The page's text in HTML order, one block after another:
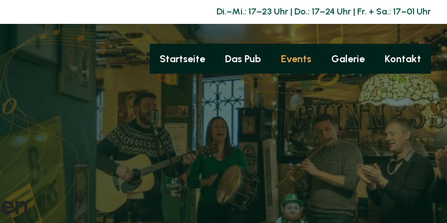
Di.–Mi.: 17–23 Uhr | Do.: 17–24 Uhr | Fr. + Sa.: 17–01 Uhr
Startseite Das Pub Events Galerie Kontakt